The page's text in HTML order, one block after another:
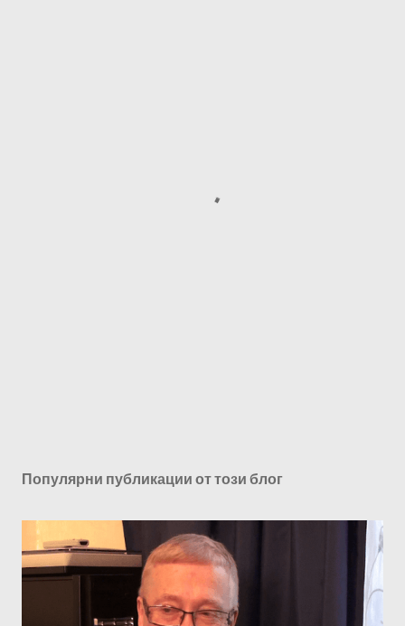
Популярни публикации от този блог